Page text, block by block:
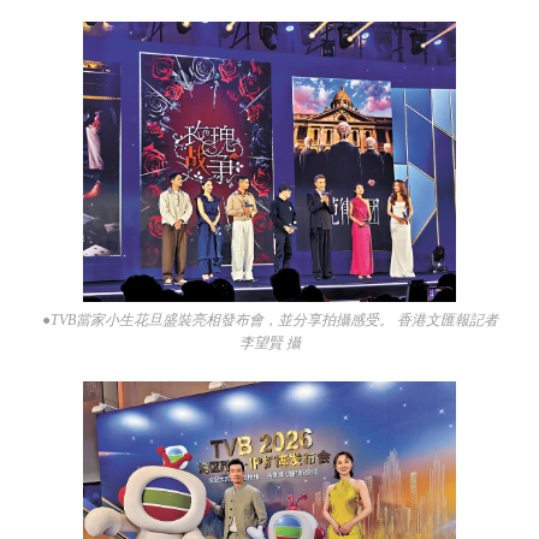
●TVB當家小生花旦盛裝亮相發布會，並分享拍攝感受。 香港文匯報記者
李望賢 攝